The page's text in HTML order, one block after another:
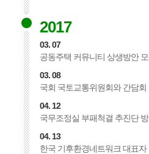
2017
03. 07
공동주택 커뮤니티 상생방안
03. 08
국회 국토교통위원회와 간담회
04. 12
국무조정실 부패척결 추진단
04. 13
한국 기후환경네트워크 대표자